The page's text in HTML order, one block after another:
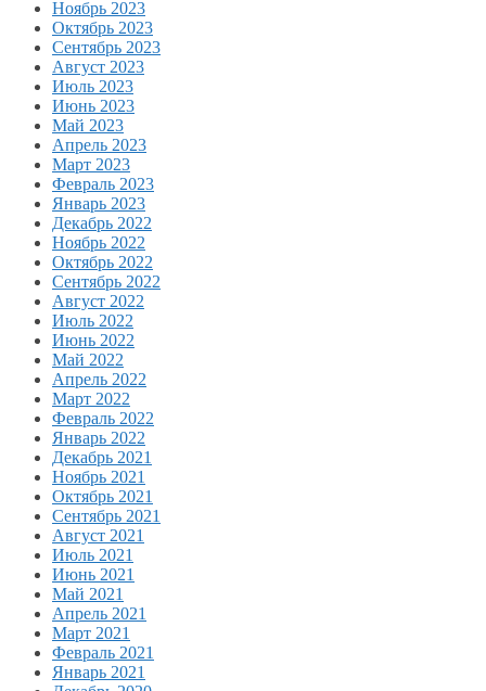
Ноябрь 2023
Октябрь 2023
Сентябрь 2023
Август 2023
Июль 2023
Июнь 2023
Май 2023
Апрель 2023
Март 2023
Февраль 2023
Январь 2023
Декабрь 2022
Ноябрь 2022
Октябрь 2022
Сентябрь 2022
Август 2022
Июль 2022
Июнь 2022
Май 2022
Апрель 2022
Март 2022
Февраль 2022
Январь 2022
Декабрь 2021
Ноябрь 2021
Октябрь 2021
Сентябрь 2021
Август 2021
Июль 2021
Июнь 2021
Май 2021
Апрель 2021
Март 2021
Февраль 2021
Январь 2021